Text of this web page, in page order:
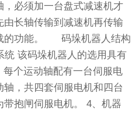
必须加一台盘式减速机才
长轴传输到减速机再传输
的功能。 码垛机器人结构
码垛机器人的选用具有
个运动轴配有一台伺服电
，共四套伺服电机和四台
抱闸伺服电机。 4、机器